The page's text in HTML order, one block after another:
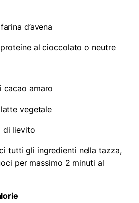
d’avena
al cioccolato o neutre
cacao amaro
vegetale
di lievito
tutti gli ingredienti nella tazza,
per massimo 2 minuti al